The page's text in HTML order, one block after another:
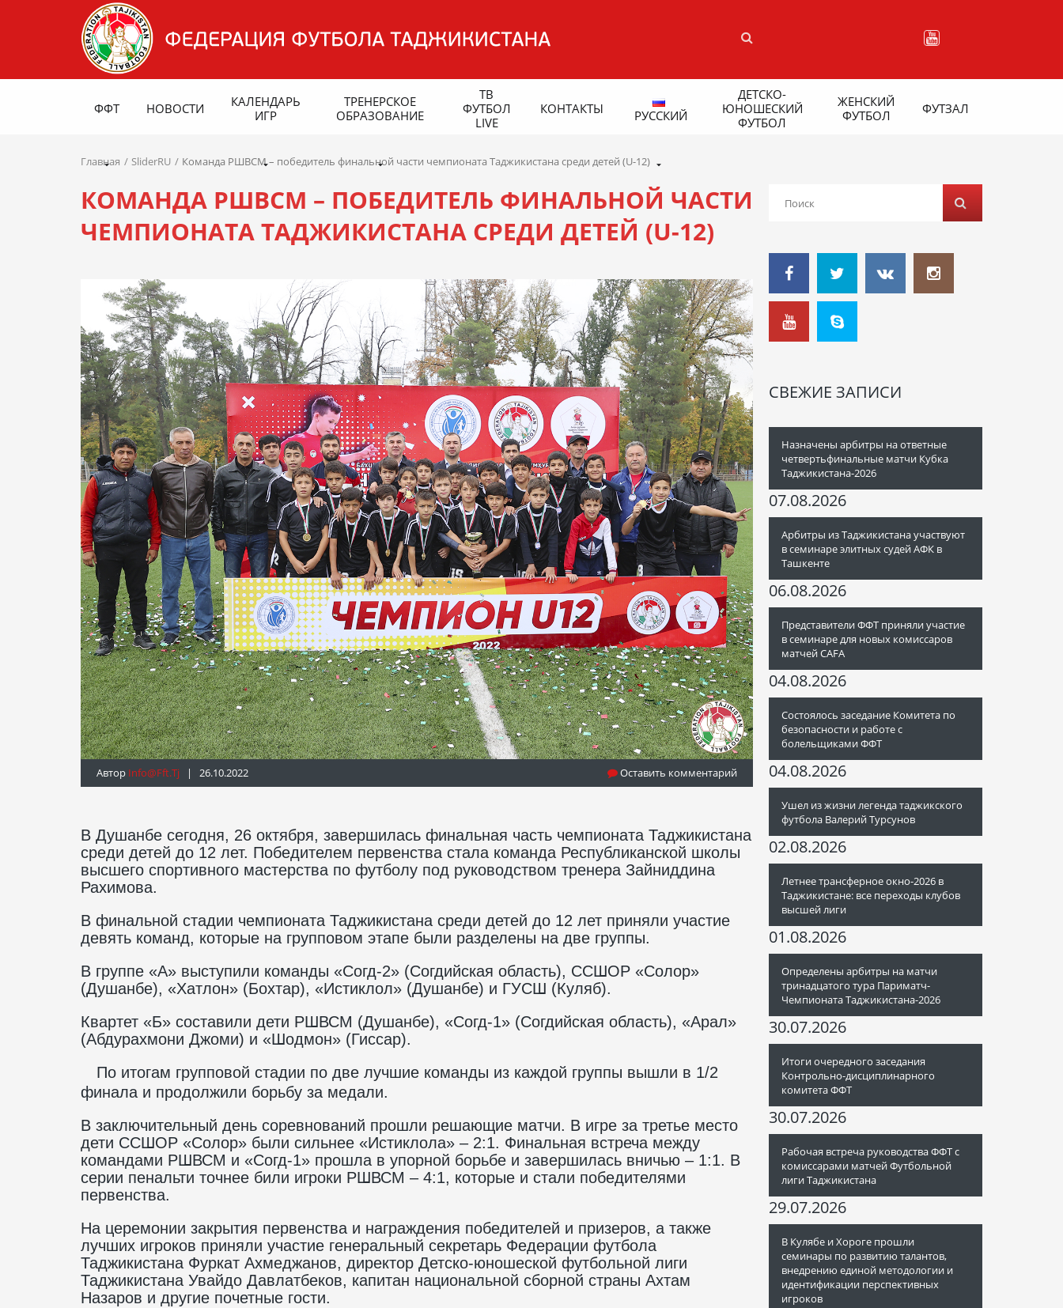
ФФТ НОВОСТИ
КАЛЕНДАРЬ
ИГР
ТРЕНЕРСКОЕ
ОБРАЗОВАНИЕ
ТВ
ФУТБОЛ
LIVE
КОНТАКТЫ РУССКИЙ
ДЕТСКО-
ЮНОШЕСКИЙ
ФУТБОЛ
ЖЕНСКИЙ
ФУТБОЛ
ФУТЗАЛ
Главная SliderRU Команда РШВСМ – победитель финальной части чемпионата Таджикистана среди детей (U-12)
КОМАНДА РШВСМ – ПОБЕДИТЕЛЬ ФИНАЛЬНОЙ ЧАСТИ
ЧЕМПИОНАТА ТАДЖИКИСТАНА СРЕДИ ДЕТЕЙ (U-12)
Автор Info@fft.tj | 26.10.2022 Оставить комментарий
В Душанбе сегодня, 26 октября, завершилась финальная часть чемпионата Таджикистана
среди детей до 12 лет. Победителем первенства стала команда Республиканской школы
высшего спортивного мастерства по футболу под руководством тренера Зайниддина
Рахимова.
В финальной стадии чемпионата Таджикистана среди детей до 12 лет приняли участие
девять команд, которые на групповом этапе были разделены на две группы.
В группе «А» выступили команды «Согд-2» (Согдийская область), ССШОР «Солор»
(Душанбе), «Хатлон» (Бохтар), «Истиклол» (Душанбе) и ГУСШ (Куляб).
Квартет «Б» составили дети РШВСМ (Душанбе), «Согд-1» (Согдийская область), «Арал»
(Абдурахмони Джоми) и «Шодмон» (Гиссар).
По итогам групповой стадии по две лучшие команды из каждой группы вышли в 1/2
финала и продолжили борьбу за медали.
В заключительный день соревнований прошли решающие матчи. В игре за третье место
дети ССШОР «Солор» были сильнее «Истиклола» – 2:1. Финальная встреча между
командами РШВСМ и «Согд-1» прошла в упорной борьбе и завершилась вничью – 1:1. В
серии пенальти точнее били игроки РШВСМ – 4:1, которые и стали победителями
первенства.
На церемонии закрытия первенства и награждения победителей и призеров, а также
лучших игроков приняли участие генеральный секретарь Федерации футбола
Таджикистана Фуркат Ахмеджанов, директор Детско-юношеской футбольной лиги
Таджикистана Увайдо Давлатбеков, капитан национальной сборной страны Ахтам
Назаров и другие почетные гости.
СВЕЖИЕ ЗАПИСИ
Назначены арбитры на ответные
четвертьфинальные матчи Кубка
Таджикистана-2026
07.08.2026
Арбитры из Таджикистана участвуют
в семинаре элитных судей АФК в
Ташкенте
06.08.2026
Представители ФФТ приняли участие
в семинаре для новых комиссаров
матчей CAFA
04.08.2026
Состоялось заседание Комитета по
безопасности и работе с
болельщиками ФФТ
04.08.2026
Ушел из жизни легенда таджикского
футбола Валерий Турсунов
02.08.2026
Летнее трансферное окно-2026 в
Таджикистане: все переходы клубов
высшей лиги
01.08.2026
Определены арбитры на матчи
тринадцатого тура Париматч-
Чемпионата Таджикистана-2026
30.07.2026
Итоги очередного заседания
Контрольно-дисциплинарного
комитета ФФТ
30.07.2026
Рабочая встреча руководства ФФТ с
комиссарами матчей Футбольной
лиги Таджикистана
29.07.2026
В Кулябе и Хороге прошли
семинары по развитию талантов,
внедрению единой методологии и
идентификации перспективных
игроков